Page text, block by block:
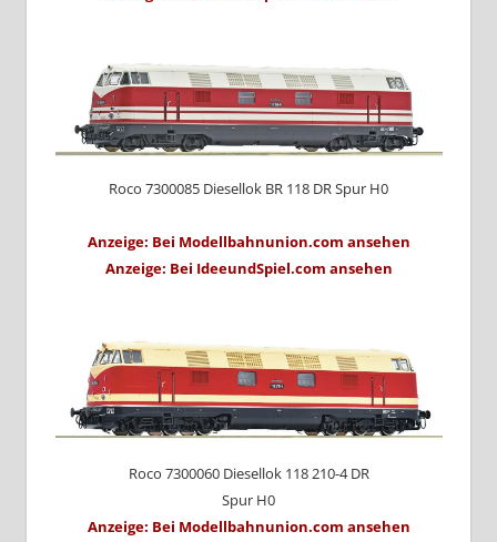
Roco 7300085 Diesellok BR 118 DR Spur H0
Anzeige: Bei Modellbahnunion.com ansehen
Anzeige: Bei IdeeundSpiel.com ansehen
Roco 7300060 Diesellok 118 210-4 DR
Spur H0
Anzeige: Bei Modellbahnunion.com ansehen